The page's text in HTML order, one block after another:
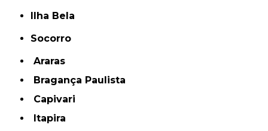
Ilha Bela
Socorro
Araras
Bragança Paulista
Capivari
Itapira